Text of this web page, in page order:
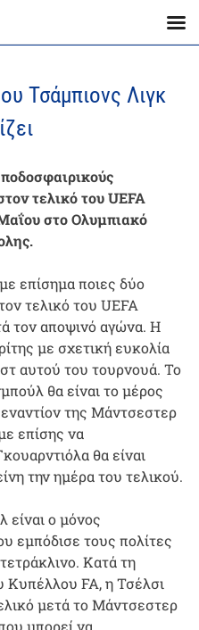
Τσάμπιονς Λιγκ
τελικό του UEFA
στο Ολυμπιακό
επίσημα ποιες δύο
τελικό του UEFA
τον αποψινό αγώνα. Η
με σχετική ευκολία
αυτού του τουρνουά. Το
θα είναι το μέρος
της Μάντσεστερ
επίσης να
θα είναι
την ημέρα του τελικού.
είναι ο μόνος
εμπόδισε τους πολίτες
Κατά τη
Κυπέλλου FA, η Τσέλσι
μετά το Μάντσεστερ
μπορεί να